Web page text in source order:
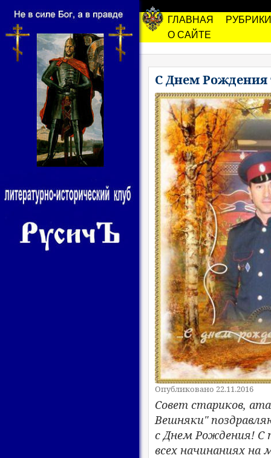
ГЛАВНАЯ
РУБРИКИ
О САЙТЕ
С Днем Рождения
Опубликовано 22.11.2016
Совет стариков,
Вешняки"
с Днем Рождения! С
всех начинаниях на